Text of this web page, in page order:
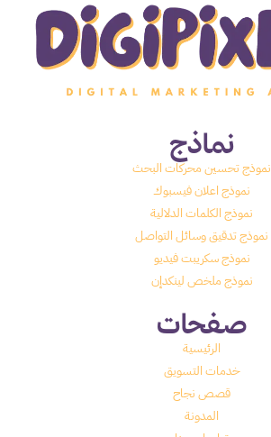
نماذج
نموذج تحسين محركات البحث
نموذج اعلان فيسبوك
نموذج الكلمات الدلالية
نموذج تدقيق وسائل التواصل
نموذج سكريبت فيديو
نموذج ملخص لينكدإن
صفحات
الرئيسية
خدمات التسويق
قصص نجاح
المدونة